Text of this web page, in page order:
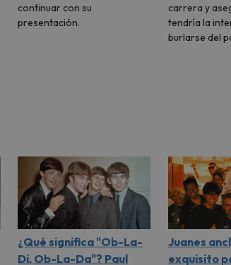
continuar con su
presentación.
carrera y
tendría la
burlarse del
¿Qué significa "Ob-La-
Di, Ob-La-Da"? Paul
Juanes
exquisito